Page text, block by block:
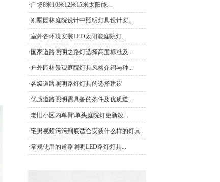
· 广场8米10米12米15米太阳能...
·别墅园林庭院设计中照明灯具设计安...
·室外各环境安装LED太阳能庭院灯...
· 国家道路照明之路灯选择高度标准及...
· 户外园林景观庭院灯具风格介绍与种...
·各级道路照明路灯灯具的选择建议
·优质道路照明需具备的条件及优质道...
·老旧小区内单臂\单头庭院灯更新改...
·宅男视频污污到底适合安装什么样的灯具
·常规使用的道路照明LED路灯灯具...